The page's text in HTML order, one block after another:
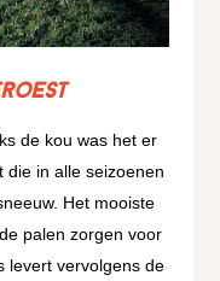
de kou was het er
die in alle seizoenen
Het mooiste
palen zorgen voor
levert vervolgens de